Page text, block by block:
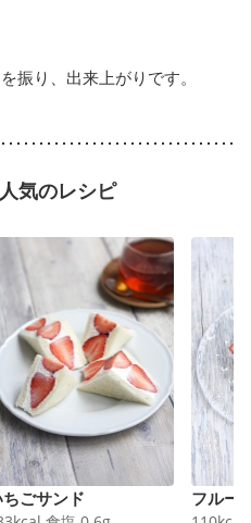
振り、出来上がりです。
気のレシピ
ちごサンド フルー